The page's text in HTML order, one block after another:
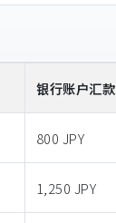
银行账户汇款
800 JPY
1,250 JPY